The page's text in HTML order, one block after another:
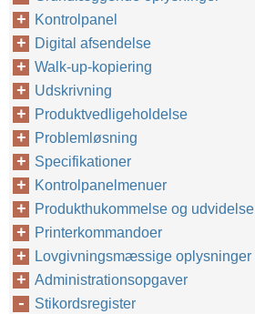
Kontrolpanel
Digital afsendelse
Walk-up-kopiering
Udskrivning
Produktvedligeholdelse
Problemløsning
Specifikationer
Kontrolpanelmenuer
Produkthukommelse og udvidelse
Printerkommandoer
Lovgivningsmæssige oplysninger
Administrationsopgaver
Stikordsregister